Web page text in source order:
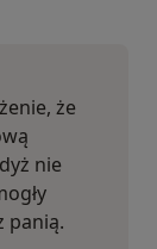
że
nie
panią.